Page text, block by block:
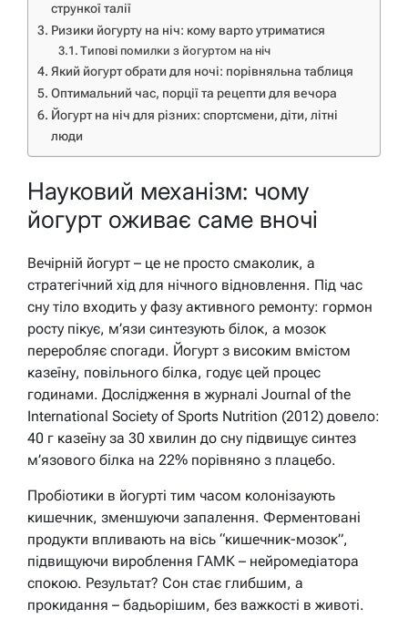
стрункої талії
Ризики йогурту на ніч: кому варто утриматися
Типові помилки з йогуртом на ніч
Який йогурт обрати для ночі: порівняльна таблиця
Оптимальний час, порції та рецепти для вечора
Йогурт на ніч для різних: спортсмени, діти, літні
люди
Науковий механізм: чому
йогурт оживає саме вночі
Вечірній йогурт – це не просто смаколик, а
стратегічний хід для нічного відновлення. Під час
сну тіло входить у фазу активного ремонту: гормон
росту пікує, м’язи синтезують білок, а мозок
переробляє спогади. Йогурт з високим вмістом
казеїну, повільного білка, годує цей процес
годинами. Дослідження в журналі Journal of the
International Society of Sports Nutrition (2012) довело:
40 г казеїну за 30 хвилин до сну підвищує синтез
м’язового білка на 22% порівняно з плацебо.
Пробіотики в йогурті тим часом колонізаують
кишечник, зменшуючи запалення. Ферментовані
продукти впливають на вісь “кишечник-мозок”,
підвищуючи вироблення ГАМК – нейромедіатора
спокою. Результат? Сон стає глибшим, а
прокидання – бадьорішим, без важкості в животі.